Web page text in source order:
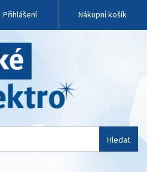
Přihlášení Nákupní košík
Hledat